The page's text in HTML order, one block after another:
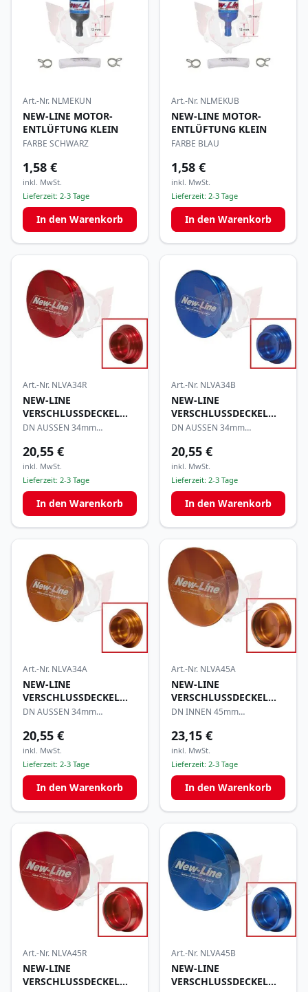
Art.-Nr. NLMEKUN
NEW-LINE MOTOR-
ENTLÜFTUNG KLEIN
FARBE SCHWARZ
1,58 €
inkl. MwSt.
Lieferzeit: 2-3 Tage
In den Warenkorb
Art.-Nr. NLMEKUB
NEW-LINE MOTOR-
ENTLÜFTUNG KLEIN
FARBE BLAU
1,58 €
inkl. MwSt.
Lieferzeit: 2-3 Tage
In den Warenkorb
Art.-Nr. NLVA34R
NEW-LINE
VERSCHLUSSDECKEL
FÜR ANSAUGGUMMI
DN AUSSEN 34mm
20,55 €
inkl. MwSt.
Lieferzeit: 2-3 Tage
In den Warenkorb
Art.-Nr. NLVA34B
NEW-LINE
VERSCHLUSSDECKEL
FÜR ANSAUGGUMMI
DN AUSSEN 34mm
20,55 €
inkl. MwSt.
Lieferzeit: 2-3 Tage
In den Warenkorb
Art.-Nr. NLVA34A
NEW-LINE
VERSCHLUSSDECKEL
FÜR ANSAUGGUMMI
DN AUSSEN 34mm
ELOXIERT
20,55 €
inkl. MwSt.
Lieferzeit: 2-3 Tage
In den Warenkorb
Art.-Nr. NLVA45A
NEW-LINE
VERSCHLUSSDECKEL
FÜR AUSPUFFFLANSCH
DN INNEN 45mm
ELOXIERT
23,15 €
inkl. MwSt.
Lieferzeit: 2-3 Tage
In den Warenkorb
Art.-Nr. NLVA45R
NEW-LINE
VERSCHLUSSDECKEL
Art.-Nr. NLVA45B
NEW-LINE
VERSCHLUSSDECKEL